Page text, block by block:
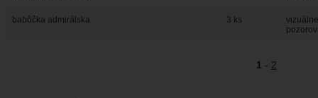
babôčka admirálska 3 ks
vizuálne
1 - 2